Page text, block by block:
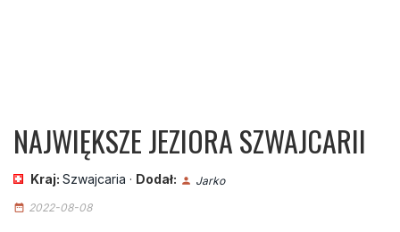
NAJWIĘKSZE JEZIORA SZWAJCARII
Kraj: Szwajcaria · Dodał: person Jarko
date_range 2022-08-08